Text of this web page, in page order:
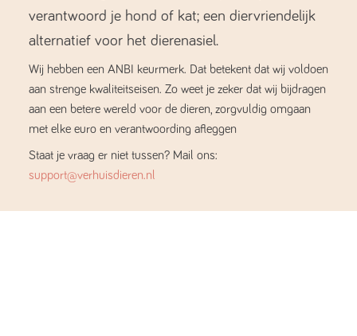
verantwoord je hond of kat; een diervriendelijk
alternatief voor het dierenasiel.
Wij hebben een ANBI keurmerk. Dat betekent dat wij voldoen
aan strenge kwaliteitseisen. Zo weet je zeker dat wij bijdragen
aan een betere wereld voor de dieren, zorgvuldig omgaan
met elke euro en verantwoording afleggen
Staat je vraag er niet tussen? Mail ons:
support@verhuisdieren.nl